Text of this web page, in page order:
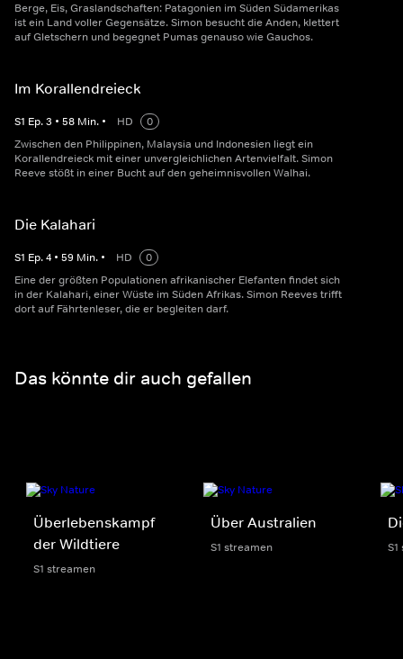
Berge, Eis, Graslandschaften: Patagonien im Süden Südamerikas
ist ein Land voller Gegensätze. Simon besucht die Anden, klettert
auf Gletschern und begegnet Pumas genauso wie Gauchos.
Im Korallendreieck
S1 Ep.3 • 58 Min. • HD
0
Zwischen den Philippinen, Malaysia und Indonesien liegt ein
Korallendreieck mit einer unvergleichlichen Artenvielfalt. Simon
Reeve stößt in einer Bucht auf den geheimnisvollen Walhai.
Die Kalahari
S1 Ep.4 • 59 Min. • HD
0
Eine der größten Populationen afrikanischer Elefanten findet sich
in der Kalahari, einer Wüste im Süden Afrikas. Simon Reeves trifft
dort auf Fährtenleser, die er begleiten darf.
Das könnte dir auch gefallen
Überlebenskampf
der Wildtiere
S1 streamen
Über Australien
S1 streamen